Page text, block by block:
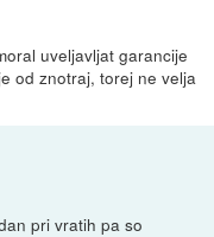
uveljavljat garancije
od znotraj, torej ne velja
pri vratih pa so